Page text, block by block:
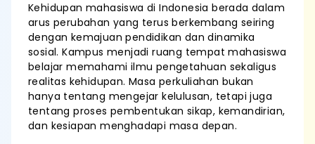
Kehidupan mahasiswa di Indonesia berada dalam
arus perubahan yang terus berkembang seiring
dengan kemajuan pendidikan dan dinamika
sosial. Kampus menjadi ruang tempat mahasiswa
belajar memahami ilmu pengetahuan sekaligus
realitas kehidupan. Masa perkuliahan bukan
hanya tentang mengejar kelulusan, tetapi juga
tentang proses pembentukan sikap, kemandirian,
dan kesiapan menghadapi masa depan.